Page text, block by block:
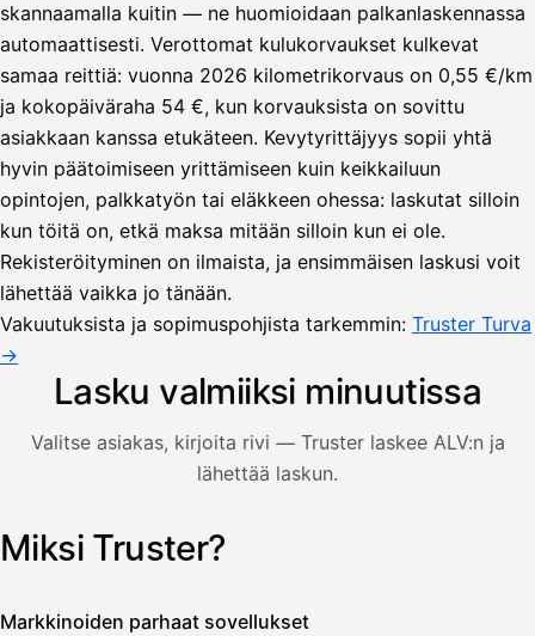
skannaamalla kuitin — ne huomioidaan palkanlaskennassa
automaattisesti. Verottomat kulukorvaukset kulkevat
samaa reittiä: vuonna 2026 kilometrikorvaus on 0,55 €/km
ja kokopäiväraha 54 €, kun korvauksista on sovittu
asiakkaan kanssa etukäteen. Kevytyrittäjyys sopii yhtä
hyvin päätoimiseen yrittämiseen kuin keikkailuun
opintojen, palkkatyön tai eläkkeen ohessa: laskutat silloin
kun töitä on, etkä maksa mitään silloin kun ei ole.
Rekisteröityminen on ilmaista, ja ensimmäisen laskusi voit
lähettää vaikka jo tänään.
Vakuutuksista ja sopimuspohjista tarkemmin: Truster Turva
→
Lasku valmiiksi minuutissa
Valitse asiakas, kirjoita rivi — Truster laskee ALV:n ja
lähettää laskun.
Kuvitus: käyttäjä luo laskun Truster-sovelluksessa —
Uusi lasku
Oy
heinäkuu
1
€
25,5
471,75
Lähetä
lasku
Lasku lähetetty
Miksi Truster?
Markkinoiden parhaat sovellukset